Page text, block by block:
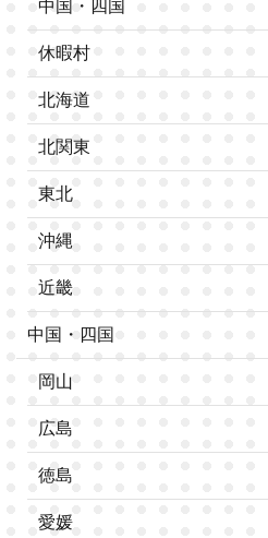
中国・四国
休暇村
北海道
北関東
東北
沖縄
近畿
中国・四国
岡山
広島
徳島
愛媛